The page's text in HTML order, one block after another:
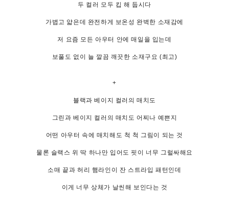
두 컬러 모두 킵 해 둡시다
가볍고 얇은데 완전하게 보온성 완벽한 소재감에
저 요즘 모든 아우터 안에 매일을 입는데
보풀도 없이 늘 깔끔 깨끗한 소재구요 (최고)
+
블랙과 베이지 컬러의 매치도
그린과 베이지 컬러의 매치도 어찌나 예쁜지
어떤 아우터 속에 매치해도 척 척 그림이 되는 것
물론 슬랙스 위 딱 하나만 입어도 핏이 너무 그럴싸해요
소매 끝과 허리 햄라인이 잔 스트라입 패턴인데
이게 너무 상체가 날씬해 보인다는 것